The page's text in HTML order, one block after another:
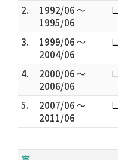
2.
1992/06 ～
1995/06
3.
1999/06 ～
2004/06
4.
2000/06 ～
2006/06
5.
2007/06 ～
2011/06